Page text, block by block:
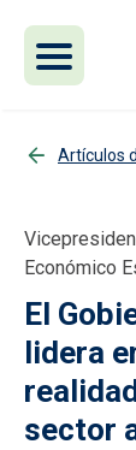
Artículos
Económico
El
lidera
sector